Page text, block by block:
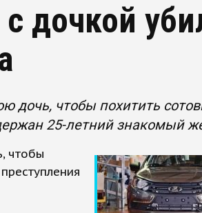
дочкой
дочь, чтобы похитить
25-летний знакомый
чтобы